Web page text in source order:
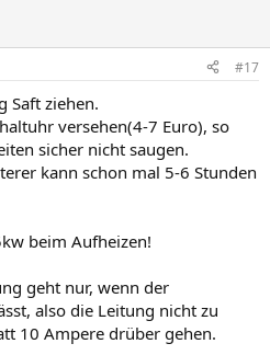
#17
Saft ziehen.
versehen(4-7 Euro), so
sicher nicht saugen.
kann schon mal 5-6 Stunden
beim Aufheizen!
geht nur, wenn der
also die Leitung nicht zu
10 Ampere drüber gehen.